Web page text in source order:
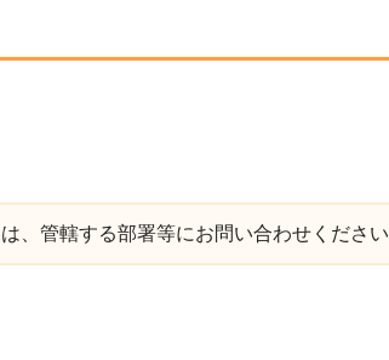
、管轄する部署等にお問い合わせくださ